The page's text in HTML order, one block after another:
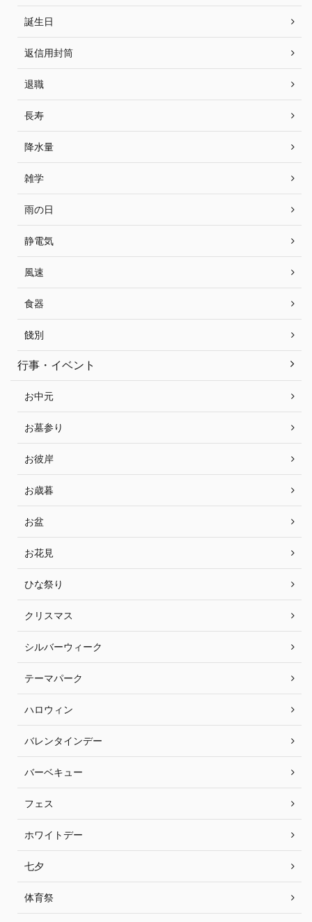
誕生日
返信用封筒
退職
長寿
降水量
雑学
雨の日
静電気
風速
食器
餞別
行事・イベント
お中元
お墓参り
お彼岸
お歳暮
お盆
お花見
ひな祭り
クリスマス
シルバーウィーク
テーマパーク
ハロウィン
バレンタインデー
バーベキュー
フェス
ホワイトデー
七夕
体育祭